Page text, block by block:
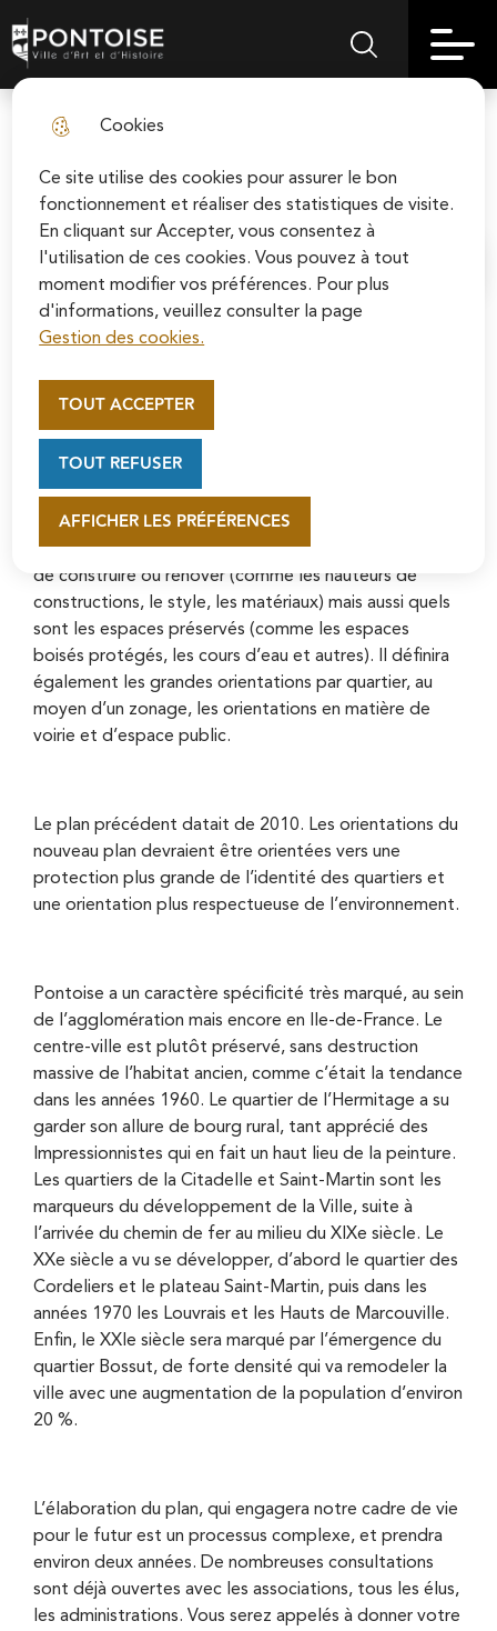
Cookies
Ce site utilise des cookies pour assurer le bon
fonctionnement et réaliser des statistiques de visite.
En cliquant sur Accepter, vous consentez à
l'utilisation de ces cookies. Vous pouvez à tout
moment modifier vos préférences. Pour plus
d'informations, veuillez consulter la page
Gestion des cookies.
AFFICHER LES PRÉFÉRENCES
TOUT ACCEPTER
TOUT REFUSER
to
menu
Skip to
search
Skip to
site map
Soutenez la rénovation de la cathédrale Saint-
Maclou en vous connectant sur le site de la
Fondation du patrimoine.
En savoir plus
Pontoise | Ville d'art et d'histoireMenu principalRechercher sur
- juin 2021
Révision du Plan Local d’urbanisme : un grand
rendez-vous démocratique !
Le PLU est le règlement qui va conditionner l’avenir de
la ville et déterminer quelles sont les orientations et
les prescriptions de l’espace pontoisien, les manières
de construire ou rénover (comme les hauteurs de
constructions, le style, les matériaux) mais aussi quels
sont les espaces préservés (comme les espaces
boisés protégés, les cours d’eau et autres). Il définira
également les grandes orientations par quartier, au
moyen d’un zonage, les orientations en matière de
voirie et d’espace public.
Le plan précédent datait de 2010. Les orientations du
nouveau plan devraient être orientées vers une
protection plus grande de l’identité des quartiers et
une orientation plus respectueuse de l’environnement.
Pontoise a un caractère spécificité très marqué, au sein
de l’agglomération mais encore en Ile-de-France. Le
centre-ville est plutôt préservé, sans destruction
massive de l’habitat ancien, comme c’était la tendance
dans les années 1960. Le quartier de l’Hermitage a su
garder son allure de bourg rural, tant apprécié des
Impressionnistes qui en fait un haut lieu de la peinture.
Les quartiers de la Citadelle et Saint-Martin sont les
marqueurs du développement de la Ville, suite à
l’arrivée du chemin de fer au milieu du XIXe siècle. Le
XXe siècle a vu se développer, d’abord le quartier des
Cordeliers et le plateau Saint-Martin, puis dans les
années 1970 les Louvrais et les Hauts de Marcouville.
Enfin, le XXIe siècle sera marqué par l’émergence du
quartier Bossut, de forte densité qui va remodeler la
ville avec une augmentation de la population d’environ
20 %.
L’élaboration du plan, qui engagera notre cadre de vie
pour le futur est un processus complexe, et prendra
environ deux années. De nombreuses consultations
sont déjà ouvertes avec les associations, tous les élus,
les administrations. Vous serez appelés à donner votre